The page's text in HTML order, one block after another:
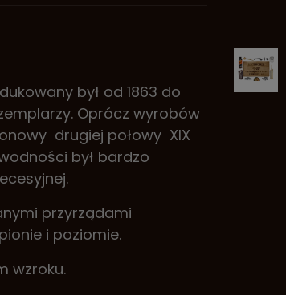
był od 1863 do
Oprócz wyrobów
drugiej połowy XIX
był bardzo
przyrządami
i poziomie.
wzroku.